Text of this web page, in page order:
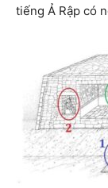
tiếng Ả Rập có